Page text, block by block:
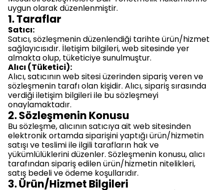
uygun olarak düzenlenmiştir.
1. Taraflar
Satıcı:
Satıcı, sözleşmenin düzenlendiği tarihte ürün/hizmet
sağlayıcısıdır. İletişim bilgileri, web sitesinde yer
almakta olup, tüketiciye sunulmuştur.
Alıcı (Tüketici):
Alıcı, satıcının web sitesi üzerinden sipariş veren ve
sözleşmenin tarafı olan kişidir. Alıcı, sipariş sırasında
verdiği iletişim bilgileri ile bu sözleşmeyi
onaylamaktadır.
2. Sözleşmenin Konusu
Bu sözleşme, alıcının satıcıya ait web sitesinden
elektronik ortamda siparişini yaptığı ürün/hizmetin
satışı ve teslimi ile ilgili tarafların hak ve
yükümlülüklerini düzenler. Sözleşmenin konusu, alıcı
tarafından sipariş edilen ürün/hizmetin nitelikleri,
satış bedeli ve ödeme koşullarıdır.
3. Ürün/Hizmet Bilgileri